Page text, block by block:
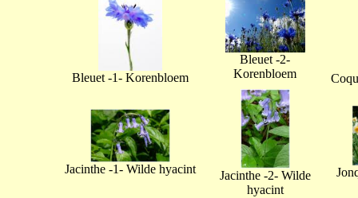
Bleuet -1- Korenbloem
Bleuet -2-
Korenbloem
Jacinthe -1- Wilde hyacint
Jacinthe -2- Wilde
hyacint